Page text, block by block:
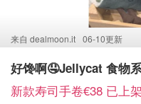
来自 dealmoon.it 06-10更新
好馋啊🤤Jellycat 食物
新款寿司手卷€38 已上